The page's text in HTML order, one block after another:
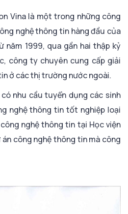
Vina là một trong những công
nghệ thông tin hàng đầu của
năm 1999, qua gần hai thập kỷ
công ty chuyên cung cấp giải
ở các thị trường nước ngoài.
nhu cầu tuyển dụng các sinh
nghệ thông tin tốt nghiệp loại
nghệ thông tin tại Học viện
công nghệ thông tin mà công